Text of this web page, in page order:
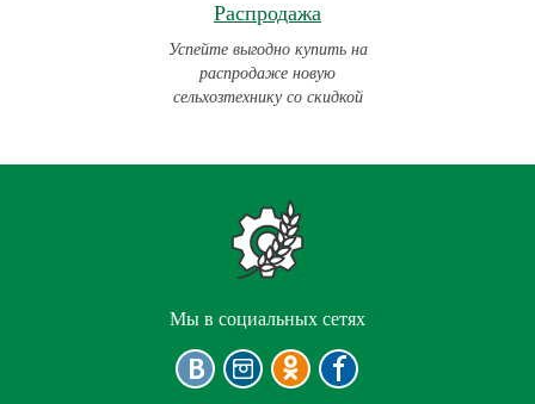
Распродажа
Успейте выгодно купить на
распродаже новую
сельхозтехнику со скидкой
Мы в социальных сетях